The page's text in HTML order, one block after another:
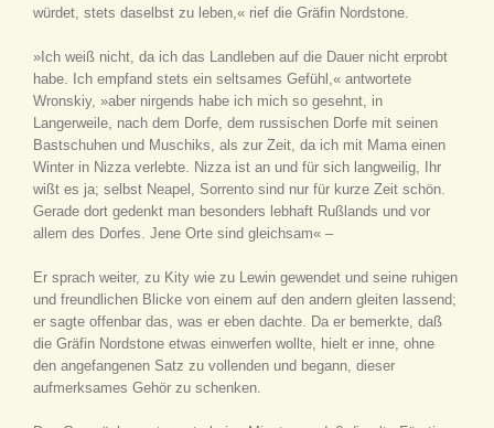
würdet, stets daselbst zu leben,« rief die Gräfin Nordstone.
»Ich weiß nicht, da ich das Landleben auf die Dauer nicht erprobt
habe. Ich empfand stets ein seltsames Gefühl,« antwortete
Wronskiy, »aber nirgends habe ich mich so gesehnt, in
Langerweile, nach dem Dorfe, dem russischen Dorfe mit seinen
Bastschuhen und Muschiks, als zur Zeit, da ich mit Mama einen
Winter in Nizza verlebte. Nizza ist an und für sich langweilig, Ihr
wißt es ja; selbst Neapel, Sorrento sind nur für kurze Zeit schön.
Gerade dort gedenkt man besonders lebhaft Rußlands und vor
allem des Dorfes. Jene Orte sind gleichsam« –
Er sprach weiter, zu Kity wie zu Lewin gewendet und seine ruhigen
und freundlichen Blicke von einem auf den andern gleiten lassend;
er sagte offenbar das, was er eben dachte. Da er bemerkte, daß
die Gräfin Nordstone etwas einwerfen wollte, hielt er inne, ohne
den angefangenen Satz zu vollenden und begann, dieser
aufmerksames Gehör zu schenken.